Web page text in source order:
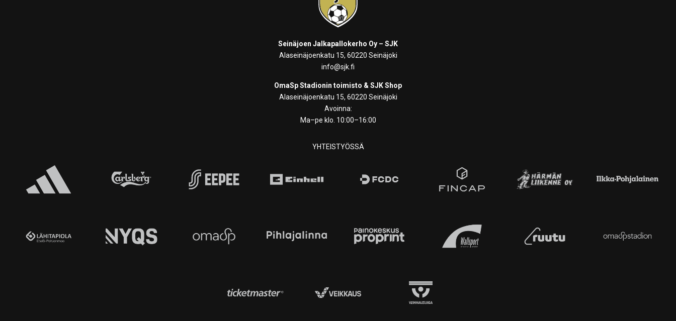
Seinäjoen Jalkapallokerho Oy – SJK
Alaseinäjoenkatu 15, 60220 Seinäjoki
info@sjk.fi
OmaSp Stadionin toimisto & SJK Shop
Alaseinäjoenkatu 15, 60220 Seinäjoki
Avoinna:
Ma–pe klo. 10:00–16:00
YHTEISTYÖSSÄ